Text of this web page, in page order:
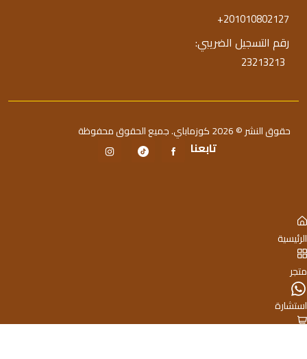
+201010802127
رقم التسجيل الضريبي:
23213213
حقوق النشر © 2026 كوزماباي. جميع الحقوق محفوظة
تابعنا
الرئيسية
متجر
استشارة
0